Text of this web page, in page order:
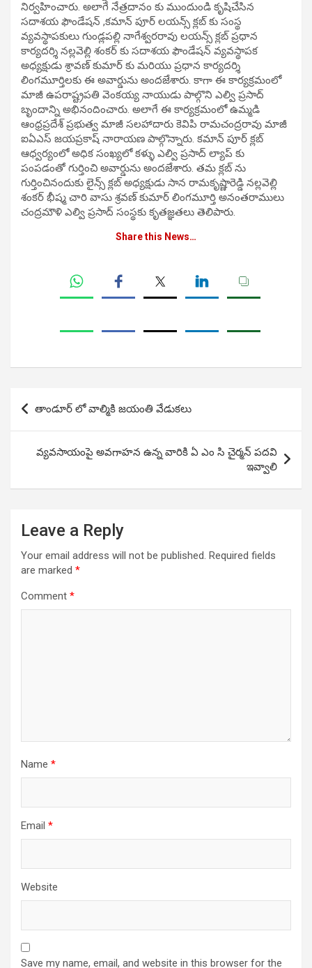
నిర్వహించారు. అలాగే నేత్రదానం కు ముందుండి కృషిచేసిన
సదాశయ ఫౌండేషన్ ,కమాన్ పూర్ లయన్స్ క్లబ్ కు సంస్థ
వ్యవస్థాపకులు గుండ్లపల్లి నాగేశ్వరరావు లయన్స్ క్లబ్ ప్రధాన
కార్యదర్శి నల్లవెల్లి శంకర్ కు సదాశయ ఫౌండేషన్ వ్యవస్థాపక
అధ్యక్షుడు శ్రావణ్ కుమార్ కు మరియు ప్రధాన కార్యదర్శి
లింగమూర్తిలకు ఈ అవార్డును అందజేశారు. కాగా ఈ కార్యక్రమంలో
మాజీ ఉపరాష్ట్రపతి వెంకయ్య నాయుడు పాల్గొని ఎల్వి ప్రసాద్
బృందాన్ని అభినందించారు. అలాగే ఈ కార్యక్రమంలో ఉమ్మడి
ఆంధ్రప్రదేశ్ ప్రభుత్వ మాజీ సలహాదారు కెవిపి రామచంద్రరావు మాజీ
ఐఏఎస్ జయప్రకాష్ నారాయణ పాల్గొన్నారు. కమాన్ పూర్ క్లబ్
ఆధ్వర్యంలో అధిక సంఖ్యలో కళ్ళు ఎల్వి ప్రసాద్ ల్యాప్ కు
పంపడంతో గుర్తించి అవార్డును అందజేశారు. తమ క్లబ్ ను
గుర్తించినందుకు లైన్స్ క్లబ్ అధ్యక్షుడు సాన రామకృష్ణారెడ్డి నల్లవెల్లి
శంకర్ భీష్మ చారి వాసు శ్రవణ్ కుమార్ లింగమూర్తి అనంతరాములు
చంద్రమౌళి ఎల్వి ప్రసాద్ సంస్థకు కృతజ్ఞతలు తెలిపారు.
Share this News…
Post
navigation
తాండూర్ లో వాల్మికి జయంతి వేడుకలు
వ్యవసాయంపై అవగాహన ఉన్న వారికి ఏ ఎం సి చైర్మన్ పదవి
ఇవ్వాలి
Leave a Reply
Your email address will not be published. Required fields
are marked *
Comment *
Name *
Email *
Website
Save my name, email, and website in this browser for the